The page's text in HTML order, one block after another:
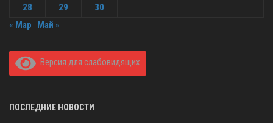
28
29
30
« Мар
Май »
Версия для слабовидящих
ПОСЛЕДНИЕ НОВОСТИ